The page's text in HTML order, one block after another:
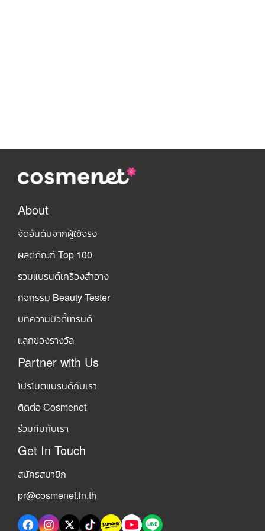
About
จัดอันดับจากผู้ใช้จริง
ผลิตภัณฑ์ Top 100
รวมแบรนด์เครื่องสำอาง
กิจกรรม Beauty Tester
บทความบิวตี้เทรนด์
แลกของรางวัล
Partner with Us
โปรโมตแบรนด์กับเรา
ติดต่อ Cosmenet
ร่วมทีมกับเรา
Get In Touch
สมัครสมาชิก
pr@cosmenet.in.th